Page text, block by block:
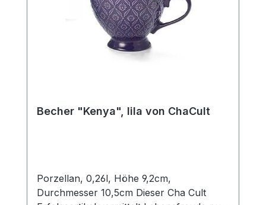
Becher "Kenya", lila von ChaCult
Porzellan, 0,26l, Höhe 9,2cm,
Durchmesser 10,5cm Dieser Cha Cult